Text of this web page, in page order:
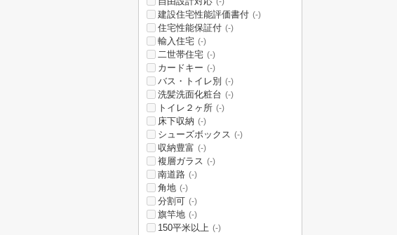
建設住宅性能評価書付 (-)
住宅性能保証付 (-)
輸入住宅 (-)
二世帯住宅 (-)
カードキー (-)
バス・トイレ別 (-)
洗髪洗面化粧台 (-)
トイレ２ヶ所 (-)
床下収納 (-)
シューズボックス (-)
収納豊富 (-)
複層ガラス (-)
南道路 (-)
角地 (-)
分割可 (-)
旗竿地 (-)
150平米以上 (-)